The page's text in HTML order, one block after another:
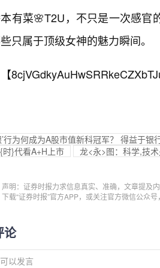
有菜🌸T2U，不只是一次感官
只属于顶级女神的魅力瞬间。
’行为何成为A股市值新科冠军？ 得益于
时}代看A+H上市
龙<永>图：科学,技
声明：证券时报力求信息真实、准确，文章提及
下载“证券时报”官方APP，或关注官方微信公众
论
以发言